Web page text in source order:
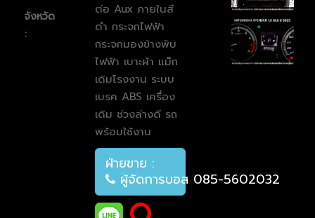
จังหวัด
:
ต่อ Aux ภายในสี
ดำ กระจกไฟฟ้า
กระจกมองข้างพับ
ไฟฟ้า เบาะผ้า แม็ก
เดิมโรงงาน ระบบ
เบรค ABS เครื่อง
เดิม ช่วงล่างดี รถ
พร้อมใช้งาน
ฝ่ายขาย :
ผู้จัดการบอส 085-5602032